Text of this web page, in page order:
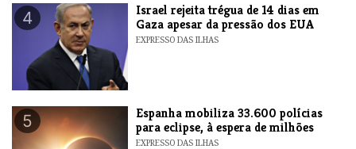
4
​Israel rejeita trégua de 14 dias em
Gaza apesar da pressão dos EUA
EXPRESSO DAS ILHAS
5
Espanha mobiliza 33.600 polícias
para eclipse, à espera de milhões
EXPRESSO DAS ILHAS